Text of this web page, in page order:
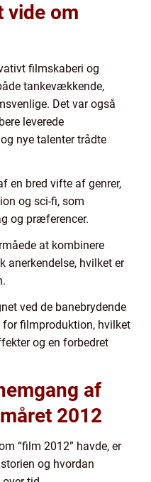
vide om
filmskaberi og
tankevækkende,
Det var også
leverede
nye talenter trådte
en bred vifte af genrer,
og sci-fi, som
og præferencer.
at kombinere
anerkendelse, hvilket er
ved de banebrydende
filmproduktion, hvilket
og en forbedret
af
2012
“film 2012” havde, er
og hvordan